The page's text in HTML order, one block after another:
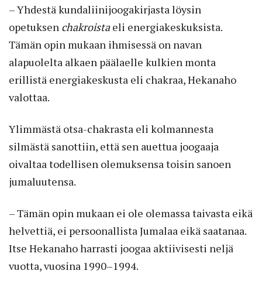
– Yhdestä kundaliinijoogakirjasta löysin
opetuksen chakroistaeli energiakeskuksista.
Tämän opin mukaan ihmisessä on navan
alapuolelta alkaen päälaelle kulkien monta
erillistä energiakeskusta eli chakraa, Hekanaho
valottaa.
Ylimmästä otsa-chakrasta eli kolmannesta
silmästä sanottiin, että sen auettua joogaaja
oivaltaa todellisen olemuksensa toisin sanoen
jumaluutensa.
– Tämän opin mukaan ei ole olemassa taivasta eikä
helvettiä, ei persoonallista Jumalaa eikä saatanaa.
Itse Hekanaho harrasti joogaa aktiivisesti neljä
vuotta, vuosina 1990–1994.